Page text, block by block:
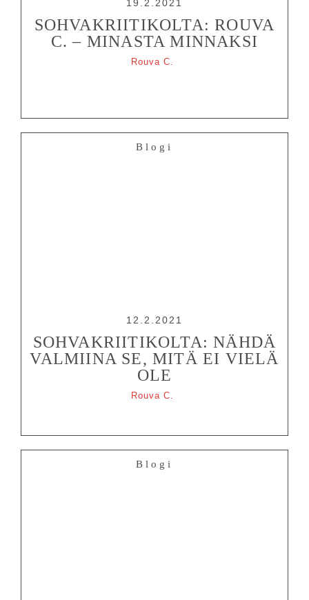
19.2.2021
SOHVAKRIITIKOLTA: ROUVA
C. – MINASTA MINNAKSI
Rouva C.
Blogi
12.2.2021
SOHVAKRIITIKOLTA: NÄHDÄ
VALMIINA SE, MITÄ EI VIELÄ
OLE
Rouva C.
Blogi